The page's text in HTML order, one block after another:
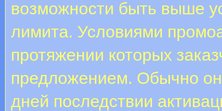
возможности быть выше
лимита. Условиями
протяжении которых
предложением. Обычно
дней последствии